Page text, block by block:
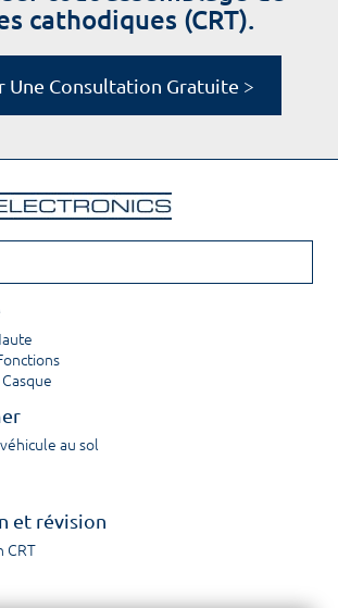
cathodiques (CRT).
Une Consultation Gratuite >
au sol
et révision
CRT